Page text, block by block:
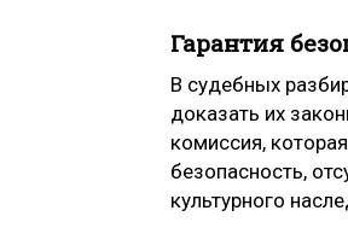
Гарантия
В судебных
доказать их
комиссия,
безопасность,
культурного